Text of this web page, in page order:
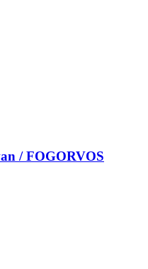
/ FOGORVOS